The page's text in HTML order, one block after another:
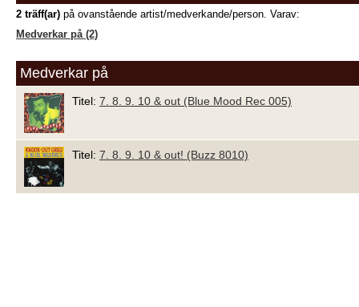
2 träff(ar) på ovanstående artist/medverkande/person. Varav:
Medverkar på (2)
Medverkar på
Titel: 7. 8. 9. 10 & out (Blue Mood Rec 005)
Titel: 7. 8. 9. 10 & out! (Buzz 8010)